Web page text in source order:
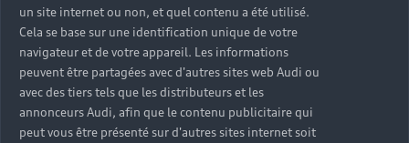
un site internet ou non, et quel contenu a été utilisé.
Cela se base sur une identification unique de votre
navigateur et de votre appareil. Les informations
peuvent être partagées avec d'autres sites web Audi ou
avec des tiers tels que les distributeurs et les
annonceurs Audi, afin que le contenu publicitaire qui
peut vous être présenté sur d'autres sites internet soit